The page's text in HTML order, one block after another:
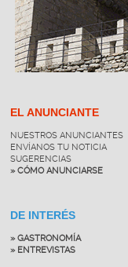
EL ANUNCIANTE
NUESTROS ANUNCIANTES
ENVÍANOS TU NOTICIA
SUGERENCIAS
» CÓMO ANUNCIARSE
DE INTERÉS
» GASTRONOMÍA
» ENTREVISTAS